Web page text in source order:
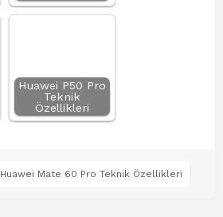
Huawei P50 Pro
Teknik
Özellikleri
Huawei Mate 60 Pro Teknik Özellikleri